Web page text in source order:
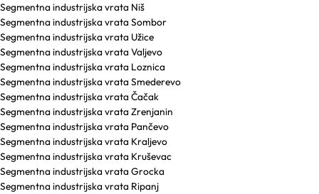
Segmentna industrijska vrata Niš
Segmentna industrijska vrata Sombor
Segmentna industrijska vrata Užice
Segmentna industrijska vrata Valjevo
Segmentna industrijska vrata Loznica
Segmentna industrijska vrata Smederevo
Segmentna industrijska vrata Čačak
Segmentna industrijska vrata Zrenjanin
Segmentna industrijska vrata Pančevo
Segmentna industrijska vrata Kraljevo
Segmentna industrijska vrata Kruševac
Segmentna industrijska vrata Grocka
Segmentna industrijska vrata Ripanj